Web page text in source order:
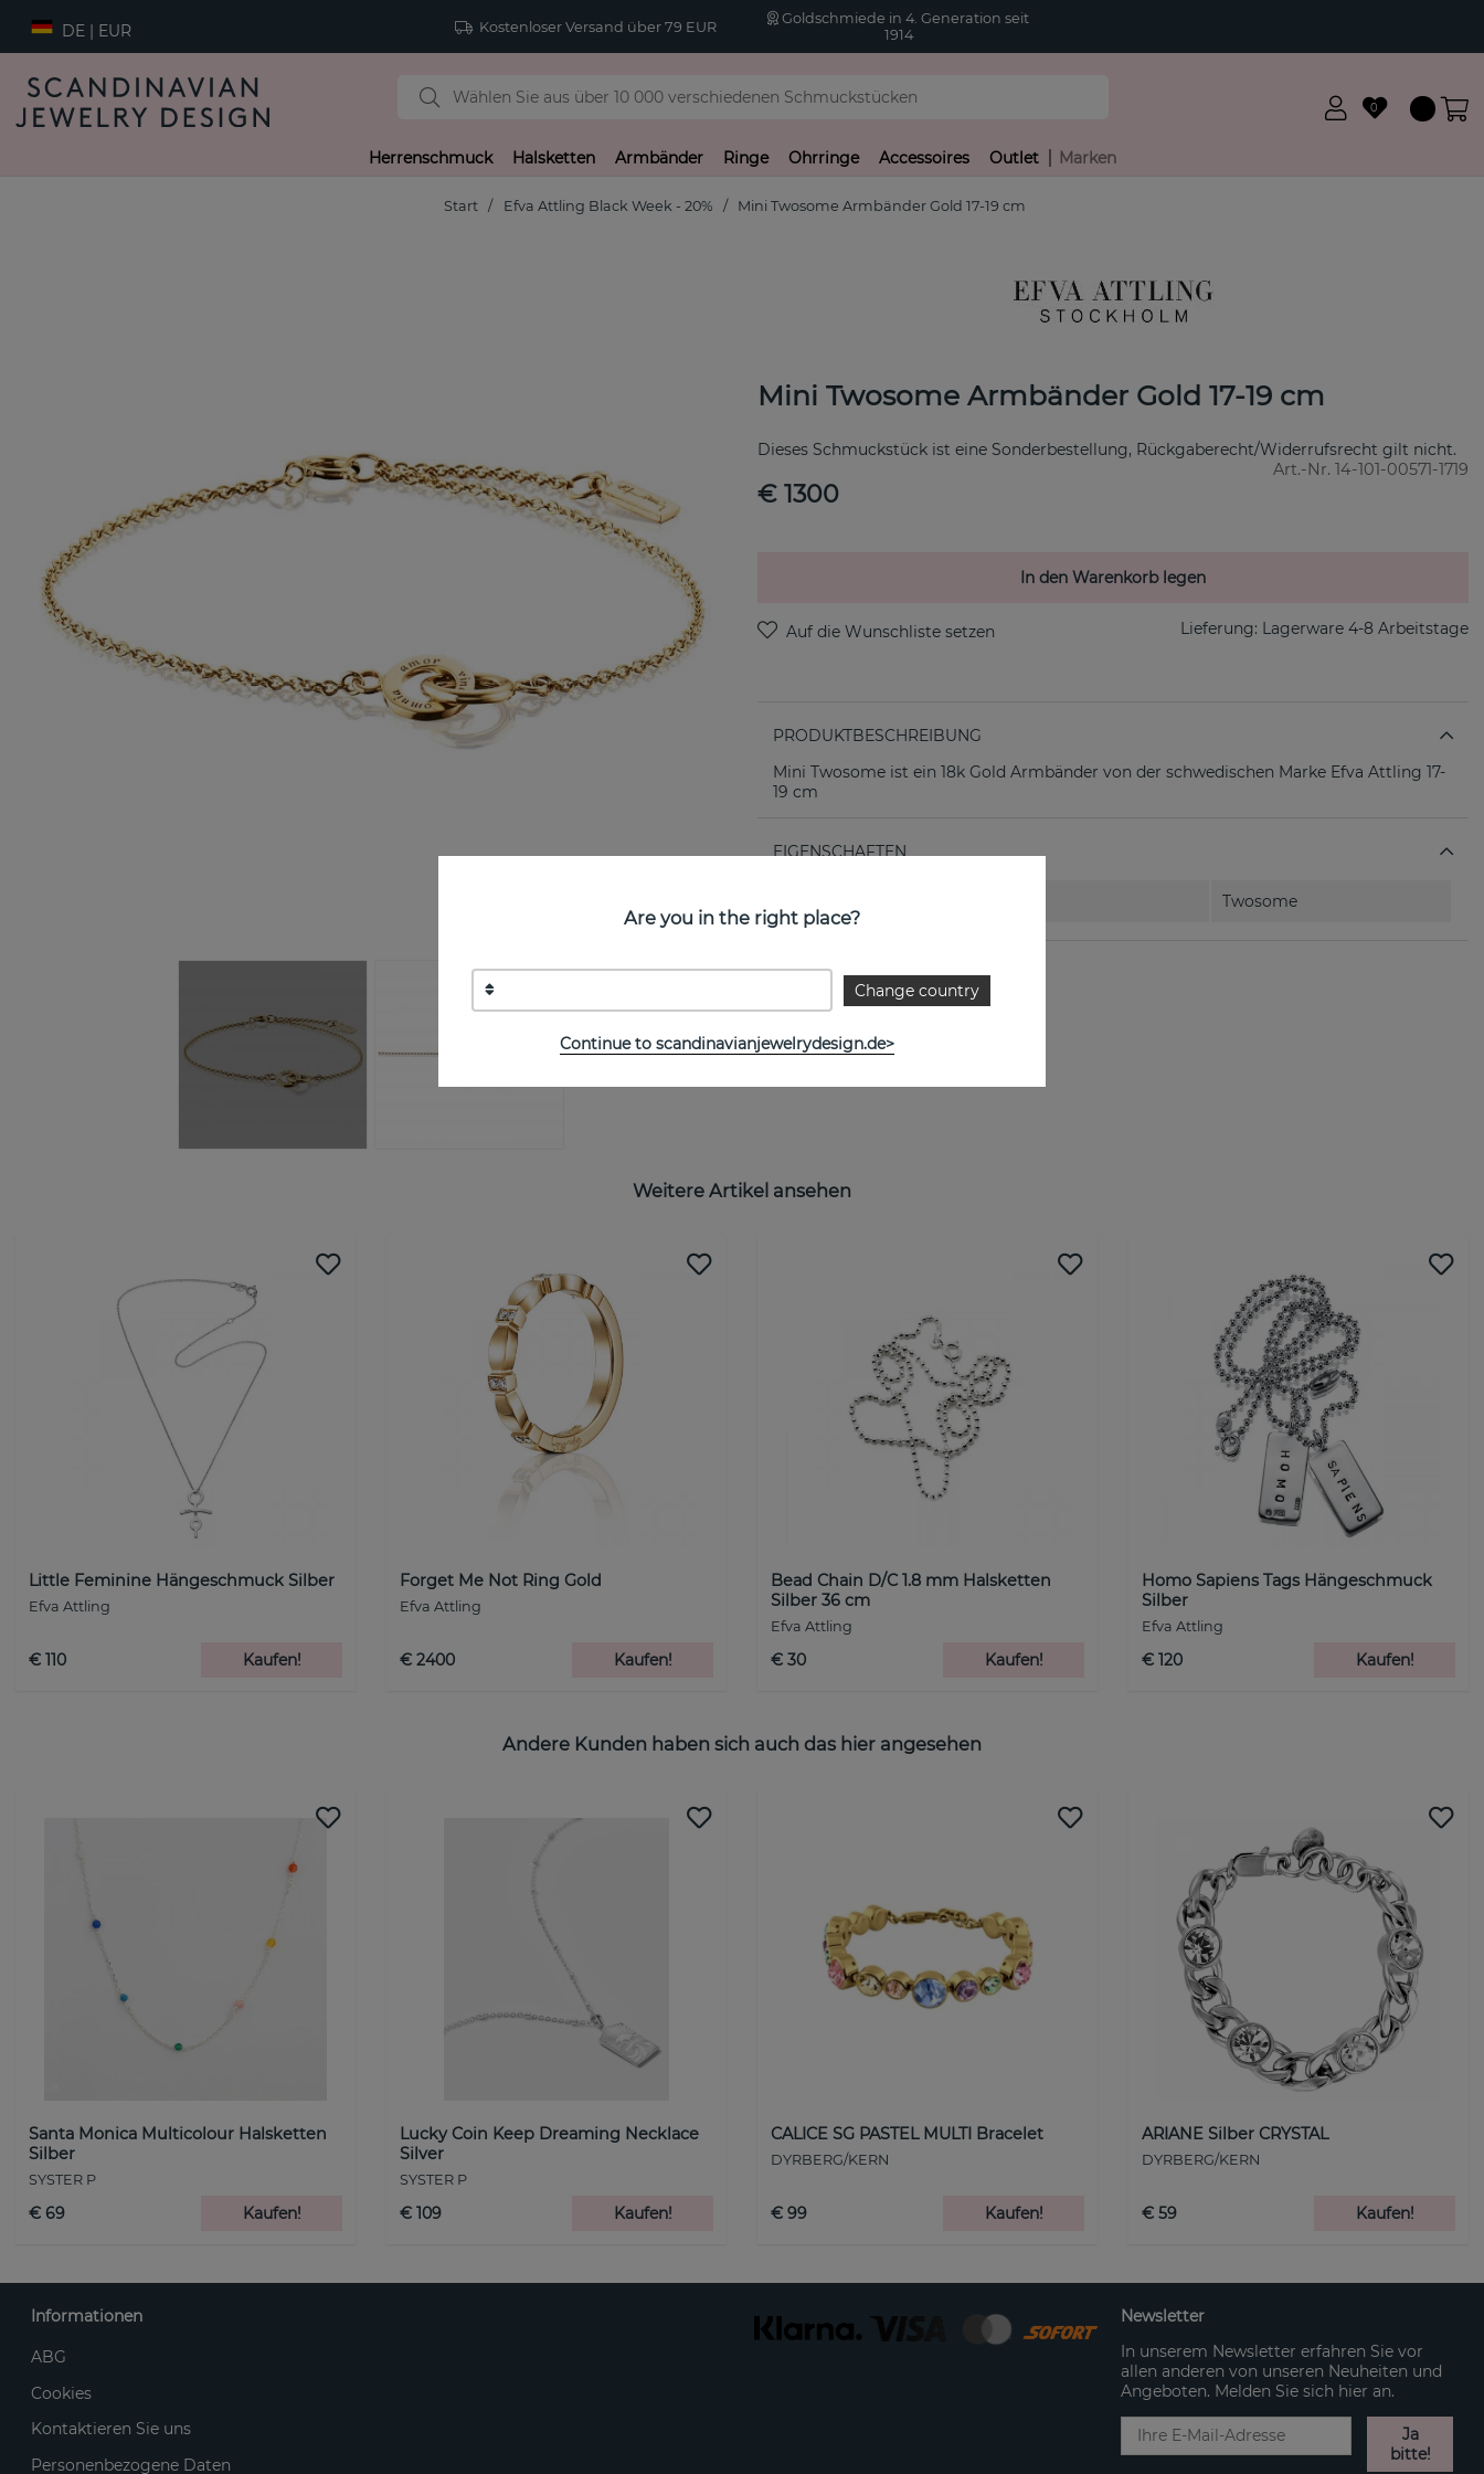
DE | EUR Kostenloser Versand über 79 EUR
Goldschmiede in 4. Generation seit
1914
0
Herrenschmuck Halsketten Armbänder Ringe Ohrringe Accessoires Outlet Marken
Start Efva Attling Black Week - 20% Mini Twosome Armbänder Gold 17-19 cm
Mini Twosome Armbänder Gold 17-19 cm
Dieses Schmuckstück ist eine Sonderbestellung, Rückgaberecht/Widerrufsrecht gilt nicht.
Art.-Nr. 14-101-00571-1719
€ 1300
In den Warenkorb legen
Lieferung: Lagerware 4-8 Arbeitstage
PRODUKTBESCHREIBUNG
Mini Twosome ist ein 18k Gold Armbänder von der schwedischen Marke Efva Attling 17-
19 cm
EIGENSCHAFTEN
Twosome
Weitere Artikel ansehen
Little Feminine Hängeschmuck Silber
Efva Attling
€ 110 Kaufen!
Forget Me Not Ring Gold
Efva Attling
€ 2400 Kaufen!
Bead Chain D/C 1.8 mm Halsketten
Silber 36 cm
Efva Attling
€ 30 Kaufen!
Homo Sapiens Tags Hängeschmuck
Silber
Efva Attling
€ 120 Kaufen!
Andere Kunden haben sich auch das hier angesehen
Santa Monica Multicolour Halsketten
Silber
SYSTER P
€ 69 Kaufen!
Lucky Coin Keep Dreaming Necklace
Silver
SYSTER P
€ 109 Kaufen!
CALICE SG PASTEL MULTI Bracelet
DYRBERG/KERN
€ 99 Kaufen!
ARIANE Silber CRYSTAL
DYRBERG/KERN
€ 59 Kaufen!
Are you in the right place?
Change country
Continue to scandinavianjewelrydesign.de>
Informationen
ABG
Cookies
Kontaktieren Sie uns
Personenbezogene Daten
Newsletter
In unserem Newsletter erfahren Sie vor
allen anderen von unseren Neuheiten und
Angeboten. Melden Sie sich hier an.
Ja
bitte!